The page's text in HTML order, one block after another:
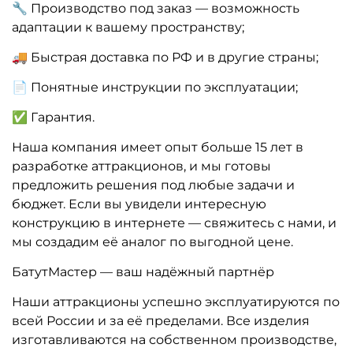
🔧 Производство под заказ — возможность
адаптации к вашему пространству;
🚚 Быстрая доставка по РФ и в другие страны;
📄 Понятные инструкции по эксплуатации;
✅ Гарантия.
Наша компания имеет опыт больше 15 лет в
разработке аттракционов, и мы готовы
предложить решения под любые задачи и
бюджет. Если вы увидели интересную
конструкцию в интернете — свяжитесь с нами, и
мы создадим её аналог по выгодной цене.
БатутМастер — ваш надёжный партнёр
Наши аттракционы успешно эксплуатируются по
всей России и за её пределами. Все изделия
изготавливаются на собственном производстве,